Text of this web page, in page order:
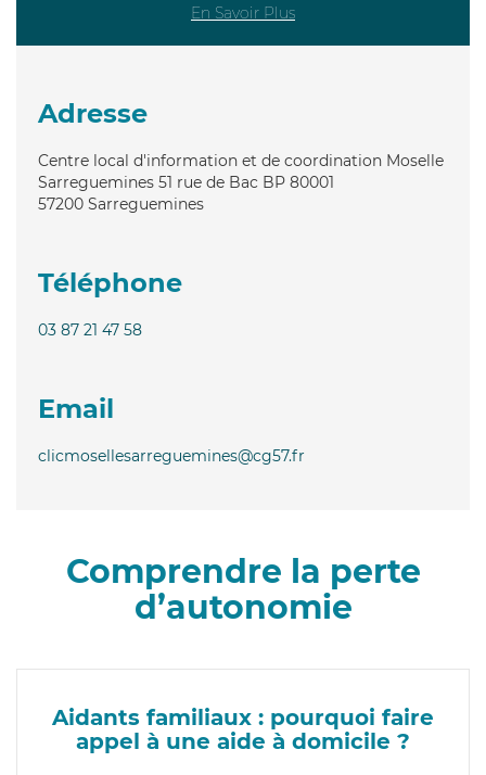
En Savoir Plus
Adresse
Centre local d'information et de coordination Moselle
Sarreguemines 51 rue de Bac BP 80001
57200 Sarreguemines
Téléphone
03 87 21 47 58
Email
clicmosellesarreguemines@cg57.fr
Comprendre la perte
d’autonomie
Aidants familiaux : pourquoi faire
appel à une aide à domicile ?